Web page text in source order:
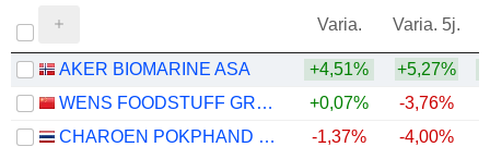
Varia. Varia. 5j.
AKER BIOMARINE ASA
+4,51% +5,27%
WENS FOODSTUFF GROUP CO., LTD.
+0,07% -3,76%
CHAROEN POKPHAND FOODS
-1,37% -4,00%